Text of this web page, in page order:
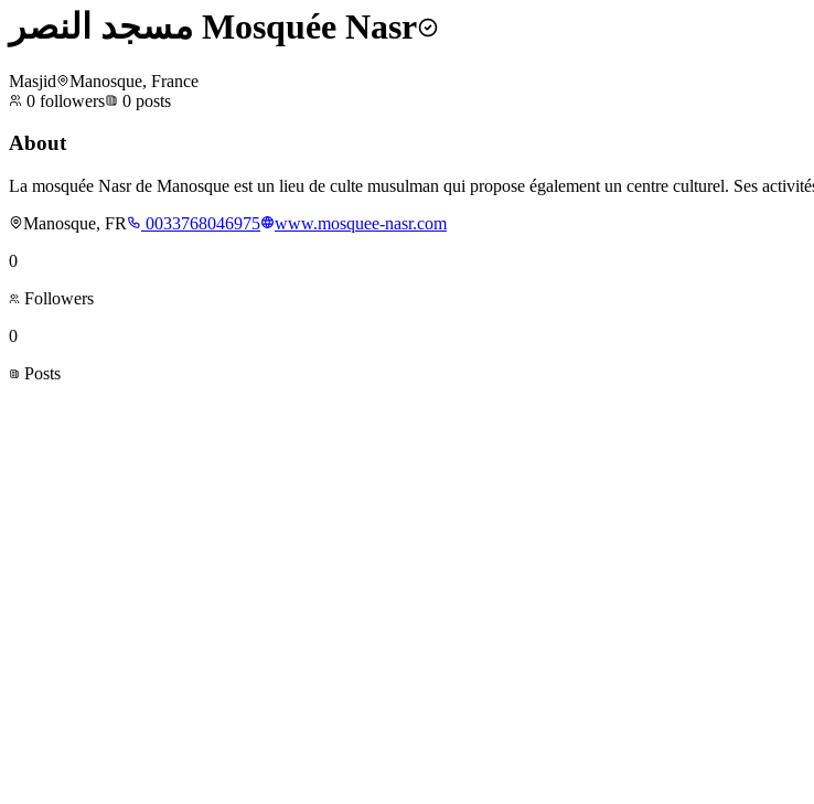
مسجد النصر Mosquée Nasr
Masjid
Manosque, France
0 followers 0 posts
About
La mosquée Nasr de Manosque est un lieu de culte musulman qui propose également un centre culturel. Ses
Manosque, FR
0033768046975
www.mosquee-nasr.com
0
Followers
0
Posts